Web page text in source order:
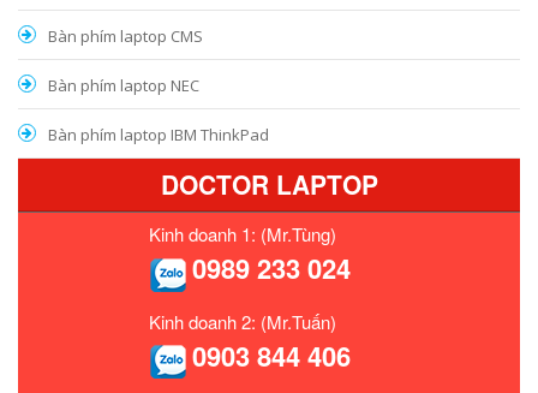
Bàn phím laptop CMS
Bàn phím laptop NEC
Bàn phím laptop IBM ThinkPad
DOCTOR LAPTOP
Kinh doanh 1: (Mr.Tùng)
0989 233 024
Kinh doanh 2: (Mr.Tuấn)
0903 844 406